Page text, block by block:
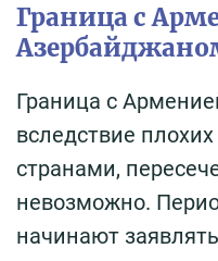
Граница с
Граница с
вследствие
странами,
невозможно.
начинают